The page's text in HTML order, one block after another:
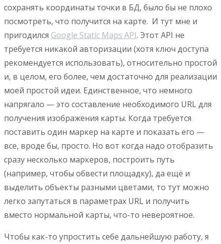
сохранять координаты точки в БД, было бы не плохо
посмотреть, что получится на карте. И тут мне и
пригодился Google Static Maps API. Этот API не
требуется никакой авторизации (хотя ключ доступа
рекомендуется использовать), относительно простой
и, в целом, его более, чем достаточно для реализации
моей простой идеи. Единственное, что немного
напрягало — это составление необходимого URL для
получения изображения карты. Когда требуется
поставить один маркер на карте и показать его —
все, вроде бы, просто. Но вот когда надо отобразить
сразу несколько маркеров, построить путь
(например, чтобы обвести площадку), да ещё и
выделить объекты разными цветами, то тут можно
легко запутаться в параметрах URL и получить
вместо нормальной карты, что-то невероятное.
Чтобы как-то упростить себе дальнейшую работу, я